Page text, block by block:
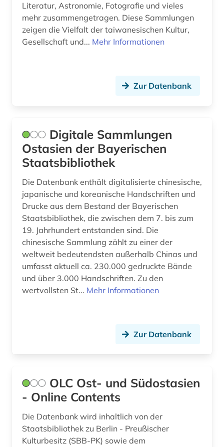
Literatur, Astronomie, Fotografie und vieles
mehr zusammengetragen. Diese Sammlungen
zeigen die Vielfalt der taiwanesischen Kultur,
Gesellschaft und... Mehr Informationen
Zur Datenbank
Digitale Sammlungen
Ostasien der Bayerischen
Staatsbibliothek
Die Datenbank enthält digitalisierte chinesische,
japanische und koreanische Handschriften und
Drucke aus dem Bestand der Bayerischen
Staatsbibliothek, die zwischen dem 7. bis zum
19. Jahrhundert entstanden sind. Die
chinesische Sammlung zählt zu einer der
weltweit bedeutendsten außerhalb Chinas und
umfasst aktuell ca. 230.000 gedruckte Bände
und über 3.000 Handschriften. Zu den
wertvollsten St... Mehr Informationen
Zur Datenbank
OLC Ost- und Südostasien
- Online Contents
Die Datenbank wird inhaltlich von der
Staatsbibliothek zu Berlin - Preußischer
Kulturbesitz (SBB-PK) sowie dem